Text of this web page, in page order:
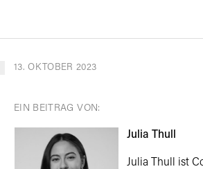
13. OKTOBER 2023
EIN BEITRAG VON:
Julia Thull
Julia Thull ist